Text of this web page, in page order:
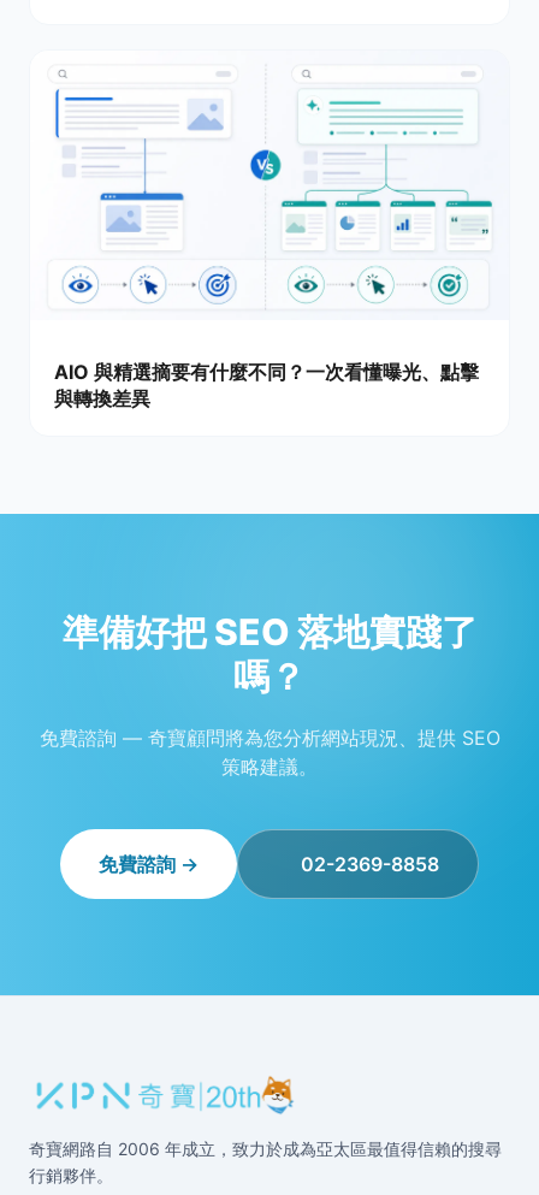
AIO 與精選摘要有什麼不同？一次看懂曝光、點擊
與轉換差異
準備好把 SEO 落地實踐了
嗎？
免費諮詢 — 奇寶顧問將為您分析網站現況、提供 SEO
策略建議。
免費諮詢 → 02-2369-8858
奇寶網路自 2006 年成立，致力於成為亞太區最值得信賴的搜尋
行銷夥伴。